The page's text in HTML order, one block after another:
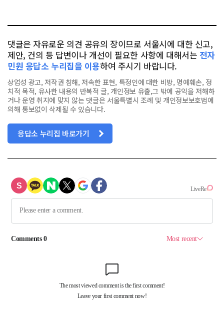
댓글은 자유로운 의견 공유의 장이므로 서울시에 대한 신고,
제안, 건의 등 답변이나 개선이 필요한 사항에 대해서는 전자
민원 응답소 누리집을 이용하여 주시기 바랍니다.
상업성 광고, 저작권 침해, 저속한 표현, 특정인에 대한 비방, 명예훼손, 정
치적 목적, 유사한 내용의 반복적 글, 개인정보 유출,그 밖에 공익을 저해하
거나 운영 취지에 맞지 않는 댓글은 서울특별시 조례 및 개인정보보호법에
의해 통보없이 삭제될 수 있습니다.
응답소 누리집 바로가기